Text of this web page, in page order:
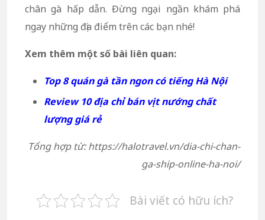
chân gà hấp dẫn. Đừng ngại ngần khám phá
ngay những địa điểm trên các bạn nhé!
Xem thêm một số bài liên quan:
Top 8 quán gà tần ngon có tiếng Hà Nội
Review 10 địa chỉ bán vịt nướng chất
lượng giá rẻ
Tổng hợp từ: https://halotravel.vn/dia-chi-chan-
ga-ship-online-ha-noi/
Bài viết có hữu ích?